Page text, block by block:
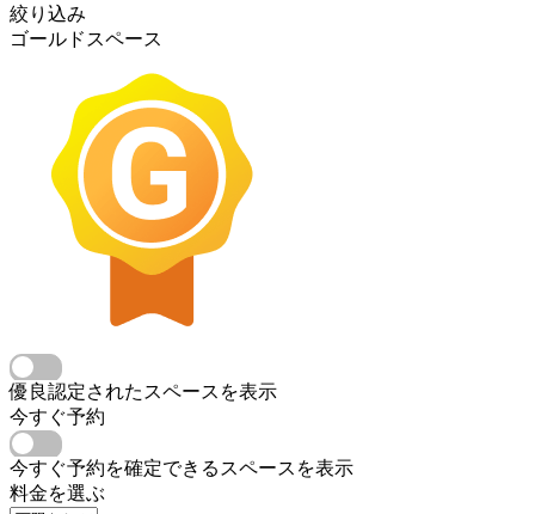
絞り込み
ゴールドスペース
優良認定されたスペースを表示
今すぐ予約
今すぐ予約を確定できるスペースを表示
料金を選ぶ